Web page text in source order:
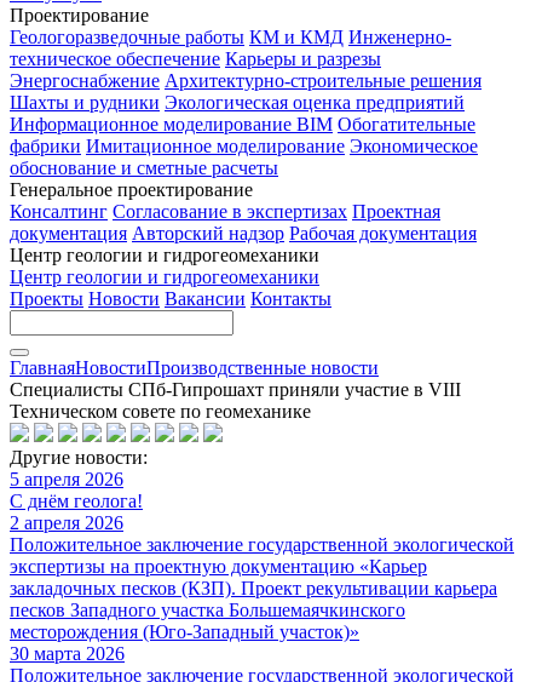
Проектирование
Геологоразведочные работы КМ и КМД Инженерно-
техническое обеспечение Карьеры и разрезы
Энергоснабжение Архитектурно-строительные решения
Шахты и рудники Экологическая оценка предприятий
Информационное моделирование BIM Обогатительные
фабрики Имитационное моделирование Экономическое
обоснование и сметные расчеты
Генеральное проектирование
Консалтинг Согласование в экспертизах Проектная
документация Авторский надзор Рабочая документация
Центр геологии и гидрогеомеханики
Центр геологии и гидрогеомеханики
Проекты Новости Вакансии Контакты
ГлавнаяНовостиПроизводственные новости
Специалисты СПб-Гипрошахт приняли участие в VIII
Техническом совете по геомеханике
Другие новости:
5 апреля 2026
С днём геолога!
2 апреля 2026
Положительное заключение государственной экологической
экспертизы на проектную документацию «Карьер
закладочных песков (КЗП). Проект рекультивации карьера
песков Западного участка Большемаячкинского
месторождения (Юго-Западный участок)»
30 марта 2026
Положительное заключение государственной экологической